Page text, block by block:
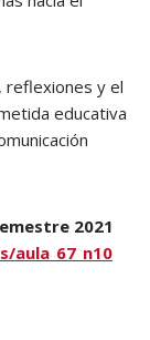
reflexiones y el
educativa
2021
aula_67_n10